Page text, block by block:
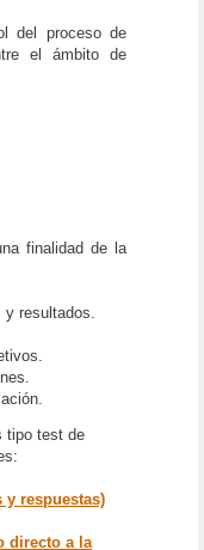
del proceso de
el ámbito de
finalidad de la
y resultados.
tipo test de
y respuestas)
directo a la